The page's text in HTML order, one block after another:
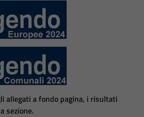
allegati a fondo pagina, i risultati
sezione.